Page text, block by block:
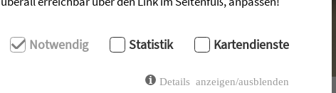
Notwendig Statistik Kartendienste
Details anzeigen/ausblenden